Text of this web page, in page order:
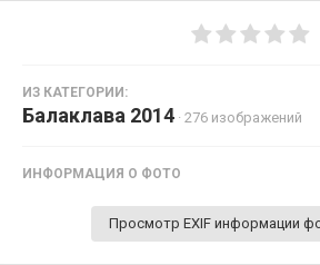
ИЗ КАТЕГОРИИ:
Балаклава 2014 · 276 изображений
ИНФОРМАЦИЯ О ФОТО
Просмотр EXIF информации